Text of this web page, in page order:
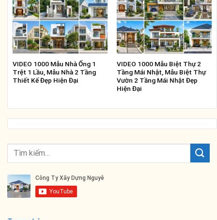
VIDEO 1000 Mẫu Nhà Ống 1
Trệt 1 Lầu, Mẫu Nhà 2 Tầng
Thiết Kế Đẹp Hiện Đại
VIDEO 1000 Mẫu Biệt Thự 2
Tầng Mái Nhật, Mẫu Biệt Thự
Vườn 2 Tầng Mái Nhật Đẹp
Hiện Đại